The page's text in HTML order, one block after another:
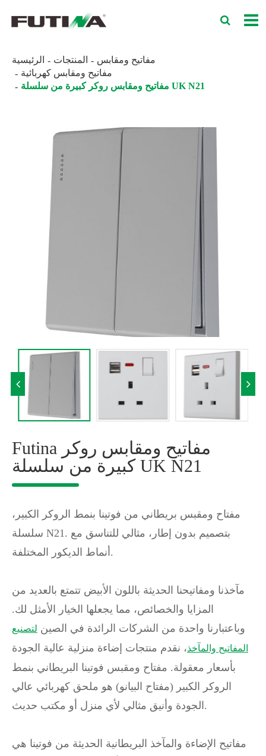
الرئيسية المنتجات
مفاتيح ومقابس
مفاتيح ومقابس كهربائية
مفاتيح ومقابس روكر كبيرة من سلسلة UK N21
Futina مفاتيح ومقابس روكر
كبيرة من سلسلة UK N21
مفتاح ومقبس بريطاني من فوتينا بنمط الروكر الكبير،
سلسلة N21. بتصميم بدون إطار، مثالي للتناسق مع
أنماط الديكور المختلفة.
مآخذنا ومفاتيحنا الحديثة باللون الأبيض تتمتع بالعديد من
المزايا والخصائص، مما يجعلها الخيار الأمثل لك.
وباعتبارنا واحدة من الشركات الرائدة في الصين لتصنيع
المفاتيح والمآخذ، نقدم منتجات إضاءة منزلية عالية الجودة
بأسعار معقولة. مفتاح ومقبس فوتينا البريطاني بنمط
الروكر الكبير (مفتاح البيانو) هو ملحق كهربائي عالي
الجودة وأنيق مثالي لأي منزل أو مكتب حديث.
مفاتيح الإضاءة والمآخذ البريطانية الحديثة من فوتينا هي